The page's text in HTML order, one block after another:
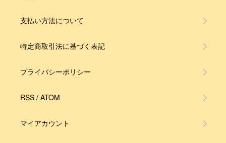
支払い方法について
特定商取引法に基づく表記
プライバシーポリシー
RSS / ATOM
マイアカウント